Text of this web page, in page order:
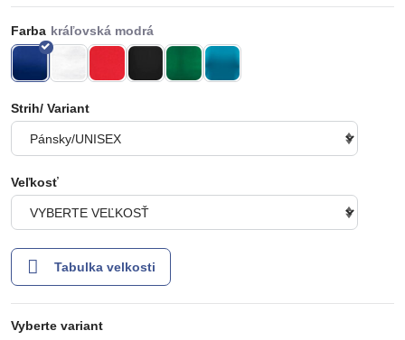
Farba
Strih/ Variant
Veľkosť
Tabulka velkosti
Vyberte variant